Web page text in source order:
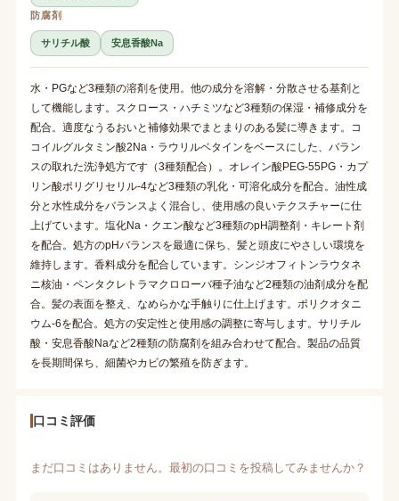
防腐剤
サリチル酸 安息香酸Na
水・PGなど3種類の溶剤を使用。他の成分を溶解・分散させる基剤と
して機能します。スクロース・ハチミツなど3種類の保湿・補修成分を
配合。適度なうるおいと補修効果でまとまりのある髪に導きます。コ
コイルグルタミン酸2Na・ラウリルベタインをベースにした、バラン
スの取れた洗浄処方です（3種類配合）。オレイン酸PEG-55PG・カプ
リン酸ポリグリセリル-4など3種類の乳化・可溶化成分を配合。油性成
分と水性成分をバランスよく混合し、使用感の良いテクスチャーに仕
上げています。塩化Na・クエン酸など3種類のpH調整剤・キレート剤
を配合。処方のpHバランスを最適に保ち、髪と頭皮にやさしい環境を
維持します。香料成分を配合しています。シンジオフィトンラウタネ
ニ核油・ペンタクレトラマクロローバ種子油など2種類の油剤成分を配
合。髪の表面を整え、なめらかな手触りに仕上げます。ポリクオタニ
ウム-6を配合。処方の安定性と使用感の調整に寄与します。サリチル
酸・安息香酸Naなど2種類の防腐剤を組み合わせて配合。製品の品質
を長期間保ち、細菌やカビの繁殖を防ぎます。
口コミ評価
まだ口コミはありません。最初の口コミを投稿してみませんか？